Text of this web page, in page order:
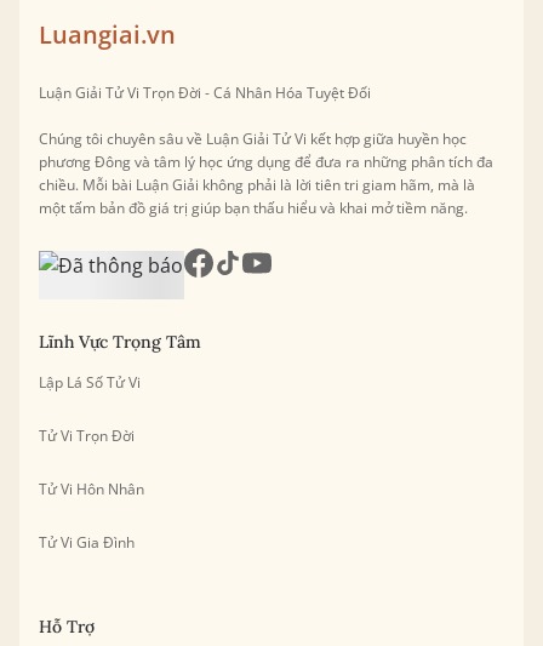
Luangiai.vn
Luận Giải Tử Vi Trọn Đời - Cá Nhân Hóa Tuyệt Đối
Chúng tôi chuyên sâu về Luận Giải Tử Vi kết hợp giữa huyền học
phương Đông và tâm lý học ứng dụng để đưa ra những phân tích đa
chiều. Mỗi bài Luận Giải không phải là lời tiên tri giam hãm, mà là
một tấm bản đồ giá trị giúp bạn thấu hiểu và khai mở tiềm năng.
Lĩnh Vực Trọng Tâm
Lập Lá Số Tử Vi
Tử Vi Trọn Đời
Tử Vi Hôn Nhân
Tử Vi Gia Đình
Hỗ Trợ